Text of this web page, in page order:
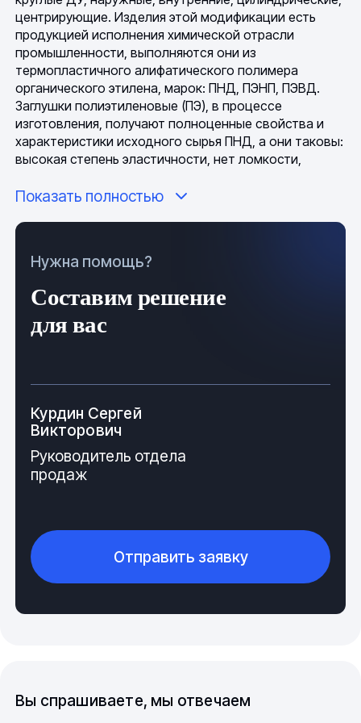
центрирующие. Изделия этой модификации есть
продукцией исполнения химической отрасли
промышленности, выполняются они из
термопластичного алифатического полимера
органического этилена, марок: ПНД, ПЭНП, ПЭВД.
Заглушки полиэтиленовые (ПЭ), в процессе
изготовления, получают полноценные свойства и
характеристики исходного сырья ПНД, а они таковы:
высокая степень эластичности, нет ломкости,
физиологическая и биологическая инертность,
токсичных выделений и неприятных запахов,
влияниям, отличная свариваемость. Изделие
климатических и погодных условиях.
Заглушка из полиэтилена, общие
продукта
прописаны в ГОСТ 32415-2013, 16338-85, Р 56209-
Показать полностью
Нужна помощь?
Составим решение
для вас
Курдин Сергей
Викторович
Руководитель отдела
продаж
Отправить заявку
Вы спрашиваете, мы отвечаем